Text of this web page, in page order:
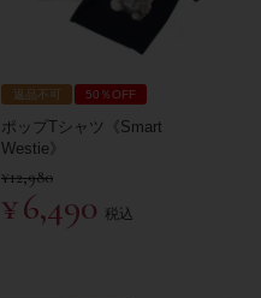
返品不可 50％OFF
ポップTシャツ《Smart
Westie》
¥12,980
¥6,490 税込